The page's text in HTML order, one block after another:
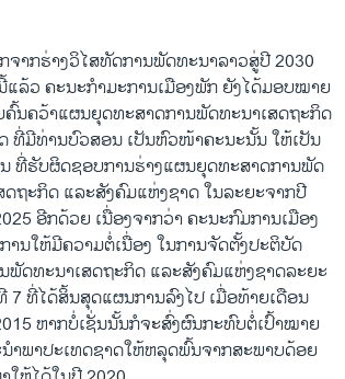
ຈາກຮ່າງວິໄສທັດການພັດທະນາລາວສູ່ປີ 2030
ແລ້ວ ຄະນະກຳມະການເມືອງພັກ ຍັງໄດ້ມອບໝາຍ
ນຄວ້າແຜນຍຸດທະສາດການພັດທະນາເສດຖະກິດ
ທີ່ມີທ່ານບົວສອນ ເປັນຫົວໜ້າຄະນະນັ້ນ ໃຫ້ເປັນ
ທີ່ຮັບຜິດຊອບການຮ່າງແຜນຍຸດທະສາດການພັດ
ດຖະກິດ ແລະສັງຄົມແຫ່ງຊາດ ໃນລະຍະຈາກປີ
ອີກດ້ວຍ ເນື່ອງຈາກວ່າ ຄະນະກົມການເມືອງ
ານໃຫ້ມີຄວາມຕໍ່ເນື່ອງ ໃນການຈັດຕັ້ງປະຕິບັດ
ພັດທະນາເສດຖະກິດ ແລະສັງຄົມແຫ່ງຊາດລະຍະ
7 ທີ່ໄດ້ສິ້ນສຸດແຜນການລົງໄປ ເມື່ອທ້າຍເດືອນ
ຫາກບໍ່ເຊັ່ນນັ້ນກໍຈະສົ່ງຜົນກະທົບຕໍ່ເປົ້າໝາຍ
ຳພາປະເທດຊາດໃຫ້ຫລຸດພົ້ນຈາກສະພາບດ້ອຍ